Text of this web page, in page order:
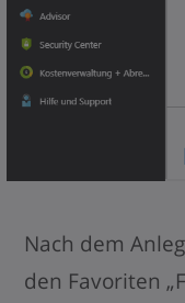
Nach dem
den Favoriten